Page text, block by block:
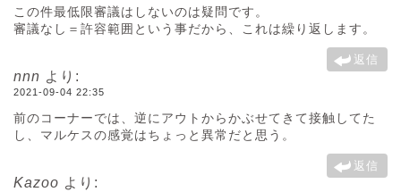
この件最低限審議はしないのは疑問です。
審議なし＝許容範囲という事だから、これは繰り返します。
返信
nnn より:
2021-09-04 22:35
前のコーナーでは、逆にアウトからかぶせてきて接触してた
し、マルケスの感覚はちょっと異常だと思う。
返信
Kazoo より: